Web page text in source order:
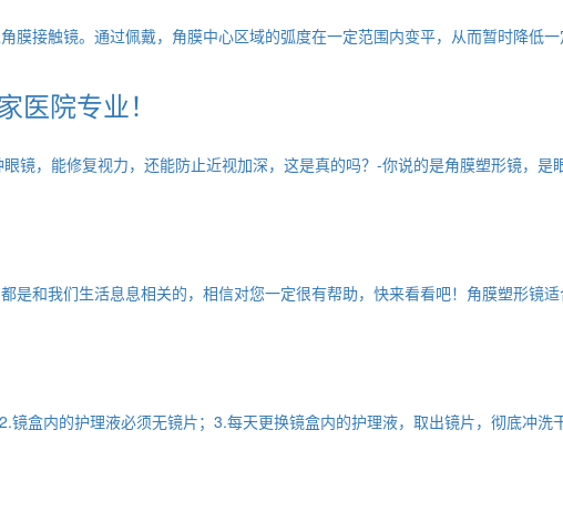
膜接触镜。通过佩戴，角膜中心区域的弧度在一定范围内变平，从而暂时降低
医院专业！
镜，能修复视力，还能防止近视加深，这是真的吗？-你说的是角膜塑形镜，是
是和我们生活息息相关的，相信对您一定很有帮助，快来看看吧！角膜塑形镜
盒内的护理液必须无镜片；3.每天更换镜盒内的护理液，取出镜片，彻底冲洗